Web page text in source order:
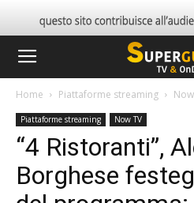
Home Piattaforme streaming
Piattaforme streaming Now TV
“4 Ristoranti”,
Borghese